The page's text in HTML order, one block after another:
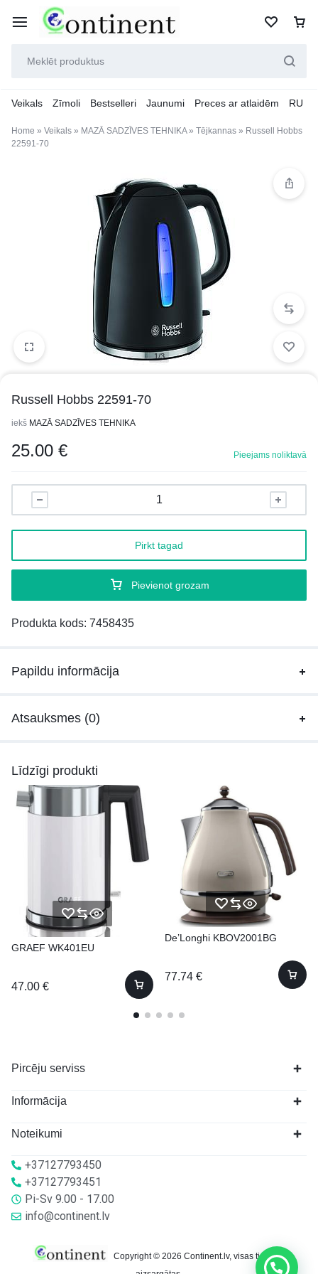
Veikals Zīmoli Bestselleri Jaunumi Preces ar atlaidēm RU
Home » Veikals » MAZĀ SADZĪVES TEHNIKA» Tējkannas » Russell Hobbs
22591-70
1/3
Russell Hobbs 22591-70
iekš MAZĀ SADZĪVES TEHNIKA
25.00 € Pieejams noliktavā
Pievienot grozam
Pirkt tagad
Produkta kods: 7458435
Papildu informācija
Atsauksmes (0)
Līdzīgi produkti
GRAEF WK401EU
47.00 €
De’Longhi KBOV2001BG
77.74 €
Pircēju serviss
Informācija
Noteikumi
+37127793450
+37127793451
Pi-Sv 9.00 - 17.00
info@continent.lv
Copyright © 2026 Continent.lv, visas tiesības